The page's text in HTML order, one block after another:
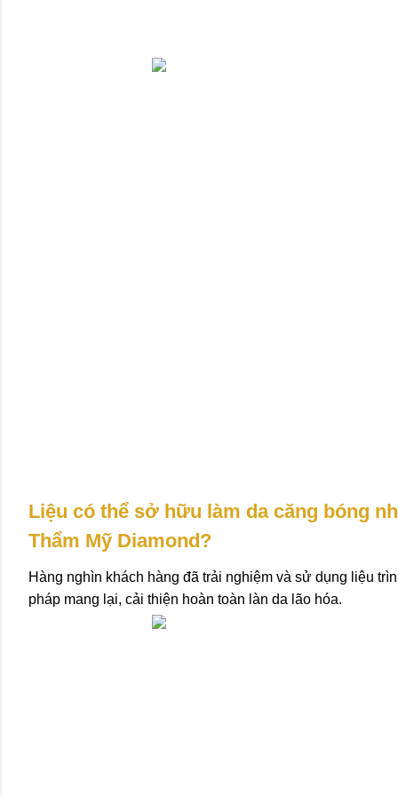
Liệu có thể sở hữu làm da căng bóng
Thẩm Mỹ Diamond?
Hàng nghìn khách hàng đã trải nghiệm và sử dụng liệu
pháp mang lại, cải thiện hoàn toàn làn da lão hóa.